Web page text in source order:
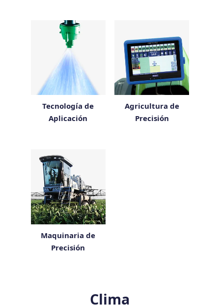
Tecnología de
Aplicación
Agricultura de
Precisión
Maquinaria de
Precisión
Clima